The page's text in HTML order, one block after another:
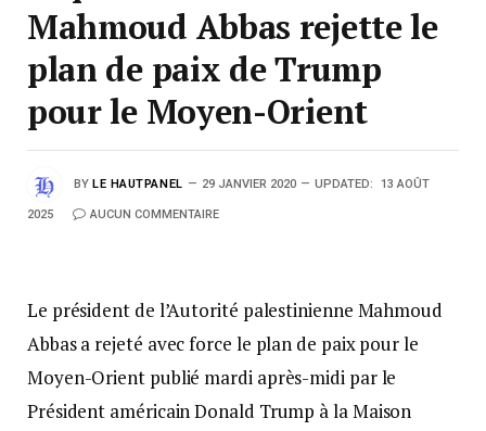
Mahmoud Abbas rejette le
plan de paix de Trump
pour le Moyen-Orient
BY LE HAUTPANEL 29 JANVIER 2020 UPDATED: 13 AOÛT
2025 AUCUN COMMENTAIRE
Le président de l’Autorité palestinienne Mahmoud
Abbas a rejeté avec force le plan de paix pour le
Moyen-Orient publié mardi après-midi par le
Président américain Donald Trump à la Maison